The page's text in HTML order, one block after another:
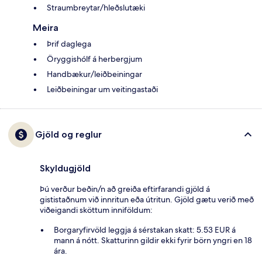
Straumbreytar/hleðslutæki
Meira
Þrif daglega
Öryggishólf á herbergjum
Handbækur/leiðbeiningar
Leiðbeiningar um veitingastaði
Gjöld og reglur
Skyldugjöld
Þú verður beðin/n að greiða eftirfarandi gjöld á
gististaðnum við innritun eða útritun. Gjöld gætu verið með
viðeigandi sköttum inniföldum:
Borgaryfirvöld leggja á sérstakan skatt: 5.53 EUR á
mann á nótt. Skatturinn gildir ekki fyrir börn yngri en 18
ára.